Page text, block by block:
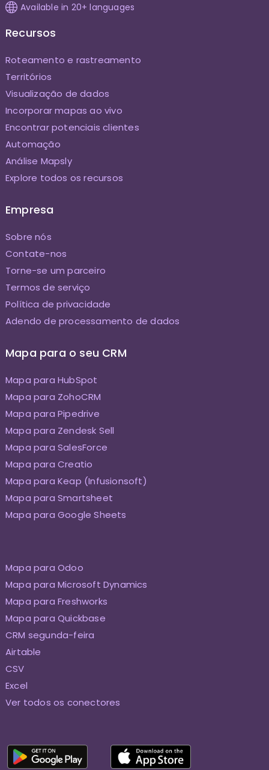
Available in 20+ languages
Recursos
Roteamento e rastreamento
Territórios
Visualização de dados
Incorporar mapas ao vivo
Encontrar potenciais clientes
Automação
Análise Mapsly
Explore todos os recursos
Empresa
Sobre nós
Contate-nos
Torne-se um parceiro
Termos de serviço
Política de privacidade
Adendo de processamento de dados
Mapa para o seu CRM
Mapa para HubSpot
Mapa para ZohoCRM
Mapa para Pipedrive
Mapa para Zendesk Sell
Mapa para SalesForce
Mapa para Creatio
Mapa para Keap (Infusionsoft)
Mapa para Smartsheet
Mapa para Google Sheets
Mapa para Odoo
Mapa para Microsoft Dynamics
Mapa para Freshworks
Mapa para Quickbase
CRM segunda-feira
Airtable
CSV
Excel
Ver todos os conectores